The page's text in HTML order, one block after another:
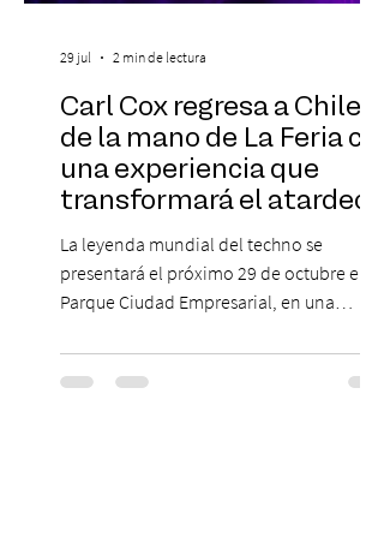
Carl Cox regresa a Chile
de la mano de La Feria con
una experiencia que
transformará el atardecer
del jueves en una
celebración de música
electrónica
La leyenda mundial del techno se
presentará el próximo 29 de octubre en
Parque Ciudad Empresarial, en una
vivir una jornada de música, comunidad y
cultura electrónica desde las 18:00 horas.
29 jul 2 min de lectura